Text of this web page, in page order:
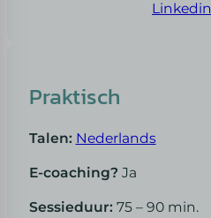
Linkedin
Praktisch
Talen: Nederlands
E-coaching? Ja
Sessieduur: 75 – 90 min.